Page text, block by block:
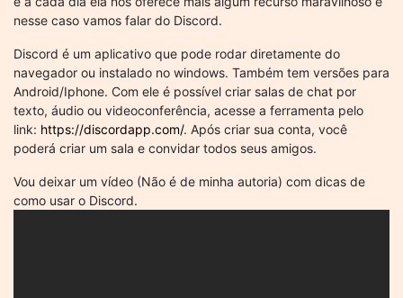
nesse caso vamos falar do Discord.
Discord é um aplicativo que pode rodar diretamente do
navegador ou instalado no windows. Também tem versões para
Android/Iphone. Com ele é possível criar salas de chat por
texto, áudio ou videoconferência, acesse a ferramenta pelo
link: https://discordapp.com/. Após criar sua conta, você
poderá criar um sala e convidar todos seus amigos.
Vou deixar um vídeo (Não é de minha autoria) com dicas de
como usar o Discord.